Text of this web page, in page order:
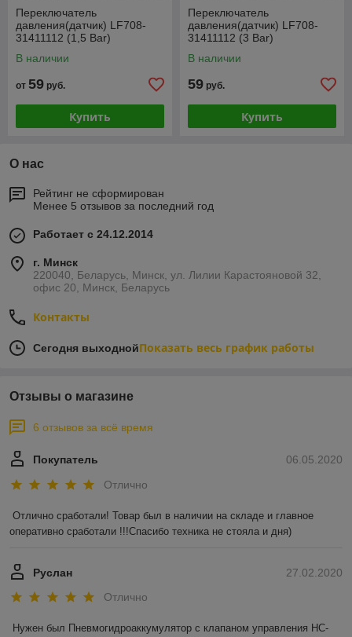
Переключатель
давления(датчик) LF708-
31411112 (1,5 Bar)
В наличии
от 59 руб.
Купить
Переключатель
давления(датчик) LF708-
31411112 (3 Bar)
В наличии
59 руб.
Купить
О нас
Рейтинг не сформирован
Менее 5 отзывов за последний год
Работает с 24.12.2014
г. Минск
220040, Беларусь, Минск, ул. Лилии Карастояновой 32,
офис 20, Минск, Беларусь
Контакты
Сегодня выходнойПоказать весь график работы
Отзывы о магазине
6 отзывов за всё время
06.05.2020
Покупатель
Отлично
Отлично сработали! Товар был в наличии на складе и главное
оперативно сработали !!!Спасибо техника не стояла и дня)
27.02.2020
Руслан
Отлично
Нужен был Пневмогидроаккумулятор с клапаном управления HC-